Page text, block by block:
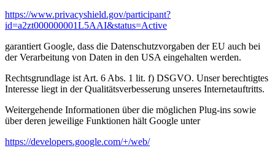
https://www.privacyshield.gov/participant?
id=a2zt000000001L5AAI&status=Active
garantiert Google, dass die Datenschutzvorgaben der EU auch bei
der Verarbeitung von Daten in den USA eingehalten werden.
Rechtsgrundlage ist Art. 6 Abs. 1 lit. f) DSGVO. Unser berechtigtes
Interesse liegt in der Qualitätsverbesserung unseres Internetauftritts.
Weitergehende Informationen über die möglichen Plug-ins sowie
über deren jeweilige Funktionen hält Google unter
https://developers.google.com/+/web/